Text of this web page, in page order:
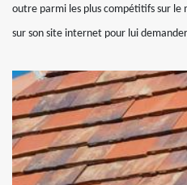
outre parmi les plus compétitifs sur le
sur son site internet pour lui